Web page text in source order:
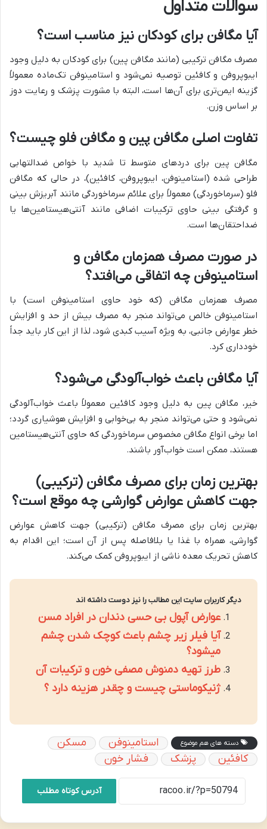
سوالات متداول
آیا مگافن برای کودکان نیز مناسب است؟
مصرف مگافن ترکیبی (مانند مگافن پین) برای کودکان به دلیل وجود
ایبوپروفن و کافئین توصیه نمی‌شود و استامینوفن تک‌ماده معمولاً
گزینه ایمن‌تری برای آن‌ها است، البته با مشورت پزشک و رعایت دوز
بر اساس وزن.
تفاوت اصلی مگافن پین و مگافن فلو چیست؟
مگافن پین برای دردهای متوسط تا شدید با خواص ضدالتهابی
طراحی شده (استامینوفن، ایبوپروفن، کافئین)، در حالی که مگافن
فلو (سرماخوردگی) معمولاً برای علائم سرماخوردگی مانند آبریزش بینی
و گرفتگی بینی حاوی ترکیبات اضافی مانند آنتی‌هیستامین‌ها یا
ضداحتقان‌ها است.
در صورت مصرف همزمان مگافن و
استامینوفن چه اتفاقی می‌افتد؟
مصرف همزمان مگافن (که خود حاوی استامینوفن است) با
استامینوفن خالص می‌تواند منجر به مصرف بیش از حد و افزایش
خطر عوارض جانبی، به ویژه آسیب کبدی شود، لذا از این کار باید جداً
خودداری کرد.
آیا مگافن باعث خواب‌آلودگی می‌شود؟
خیر، مگافن پین به دلیل وجود کافئین معمولاً باعث خواب‌آلودگی
نمی‌شود و حتی می‌تواند منجر به بی‌خوابی و افزایش هوشیاری گردد؛
اما برخی انواع مگافن مخصوص سرماخوردگی که حاوی آنتی‌هیستامین
هستند، ممکن است خواب‌آور باشند.
بهترین زمان برای مصرف مگافن (ترکیبی)
جهت کاهش عوارض گوارشی چه موقع است؟
بهترین زمان برای مصرف مگافن (ترکیبی) جهت کاهش عوارض
گوارشی، همراه با غذا یا بلافاصله پس از آن است؛ این اقدام به
کاهش تحریک معده ناشی از ایبوپروفن کمک می‌کند.
دیگر کاربران سایت این مطالب را نیز دوست داشته اند
عوارض آپول بی حسی دندان در افراد مسن
آیا فیلر زیر چشم باعث کوچک شدن چشم
میشود؟
طرز تهیه دمنوش مصفی خون و ترکیبات آن
ژنیکوماستی چیست و چقدر هزینه دارد ؟
دسته های هم موضوع استامینوفن
مسکن
کافئین
پزشک فشار خون
آدرس کوتاه مطلب